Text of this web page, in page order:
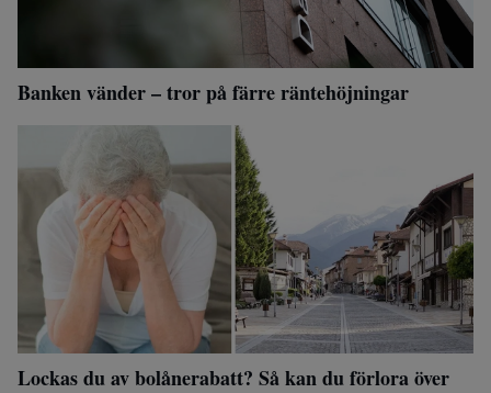
Banken vänder – tror på färre räntehöjningar
Lockas du av bolånerabatt? Så kan du förlora över